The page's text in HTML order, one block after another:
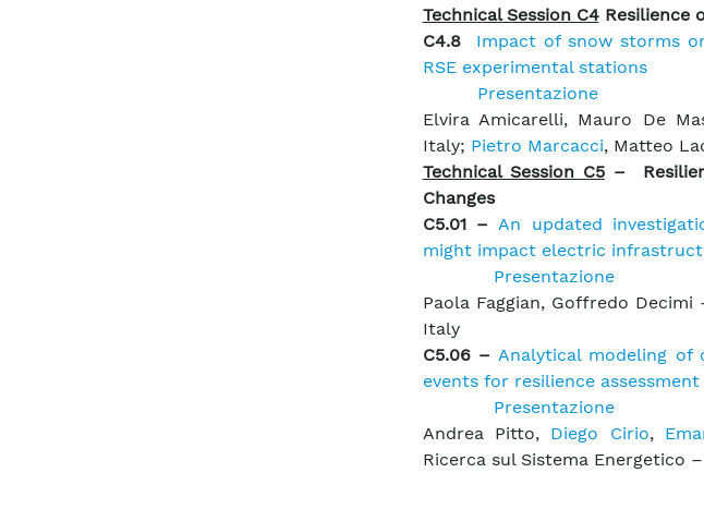
Technical Session C4Resilience
C4.8 Impact of snow storms
RSE experimental stations
Presentazione
Elvira Amicarelli, Mauro De
Italy; Pietro Marcacci, Matteo
Technical Session C5–
Changes
C5.01 –An updated
might impact electric
Presentazione
Paola Faggian, Goffredo
Italy
C5.06 –Analytical modeling of
events for resilience assessment
Presentazione
Andrea Pitto, Diego Cirio,
Ricerca sul Sistema Energetico